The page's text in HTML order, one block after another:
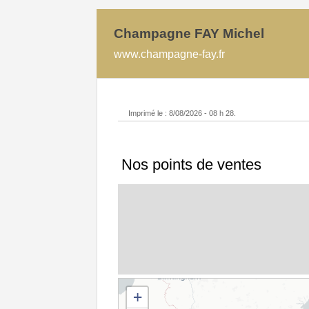
Champagne FAY Michel
www.champagne-fay.fr
Imprimé le : 8/08/2026 - 08 h 28.
Nos points de ventes
+